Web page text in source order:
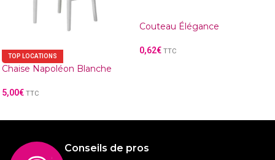
TOP LOCATIONS
Chaise Napoléon Blanche
5,00€ TTC
Couteau Élégance
0,62€ TTC
Conseils de pros